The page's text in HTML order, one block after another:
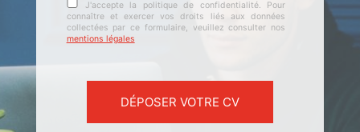
J'accepte la politique de confidentialité. Pour
connaître et exercer vos droits liés aux données
collectées par ce formulaire, veuillez consulter nos
mentions légales
Veuillez laisser ce champ vide.